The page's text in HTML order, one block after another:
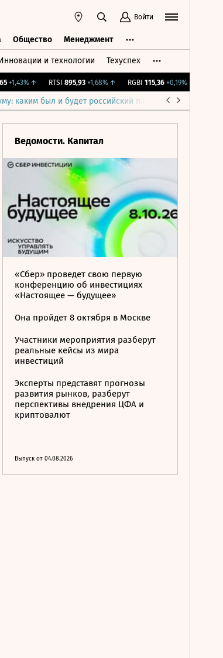
Войти
Общество Менеджмент
и технологии Техуспех
↑ RTSI 895,93 +1,68%↑ RGBI 115,36 +0,19%↑
каким был и будет российский парламент
Ведомости. Капитал
«Сбер» проведет свою первую
конференцию об инвестициях
«Настоящее — будущее»
Она пройдет 8 октября в Москве
Участники мероприятия разберут
реальные кейсы из мира
инвестиций
Эксперты представят прогнозы
развития рынков, разберут
перспективы внедрения ЦФА и
криптовалют
Выпуск от 04.08.2026